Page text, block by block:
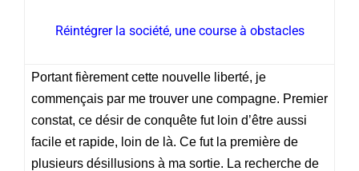
Réintégrer la société, une course à obstacles
Portant fièrement cette nouvelle liberté, je
commençais par me trouver une compagne. Premier
constat, ce désir de conquête fut loin d’être aussi
facile et rapide, loin de là. Ce fut la première de
plusieurs désillusions à ma sortie. La recherche de